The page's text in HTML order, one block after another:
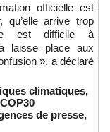
officielle est
qu’elle arrive trop
est difficile à
laisse place aux
», a déclaré
climatiques,
de presse,